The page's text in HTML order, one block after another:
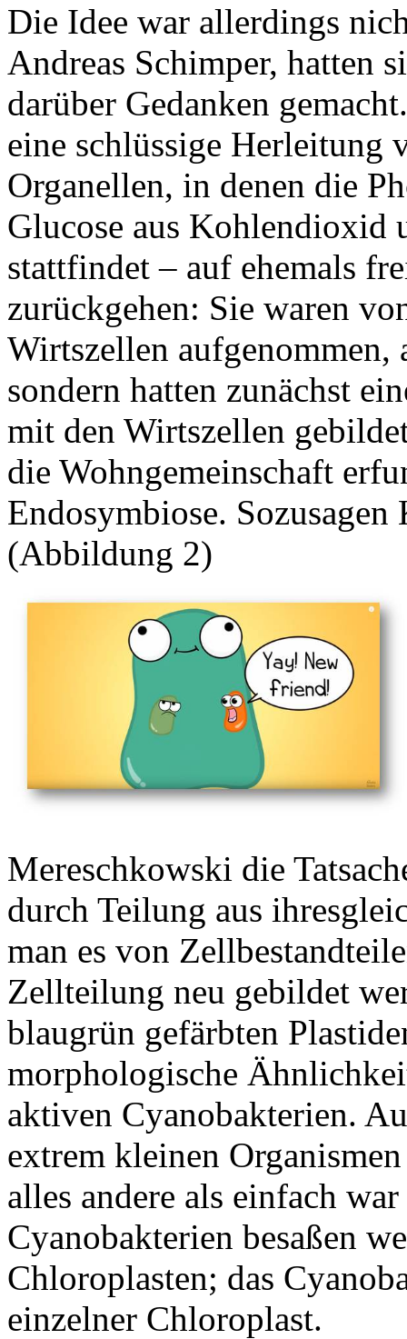
Die Idee war allerdings
Andreas Schimper, hatten
darüber Gedanken
eine schlüssige Herleitung
Organellen, in denen die
Glucose aus Kohlendioxid
stattfindet – auf ehemals
zurückgehen: Sie waren
Wirtszellen
sondern hatten zunächst
mit den Wirtszellen
die Wohngemeinschaft
Endosymbiose.
(Abbildung 2)
Mereschkowski die
durch Teilung aus
man es von
Zellteilung neu gebildet
blaugrün gefärbten
morphologische
aktiven Cyanobakterien.
extrem kleinen
alles andere als einfach
Cyanobakterien besaßen
Chloroplasten; das
einzelner Chloroplast.